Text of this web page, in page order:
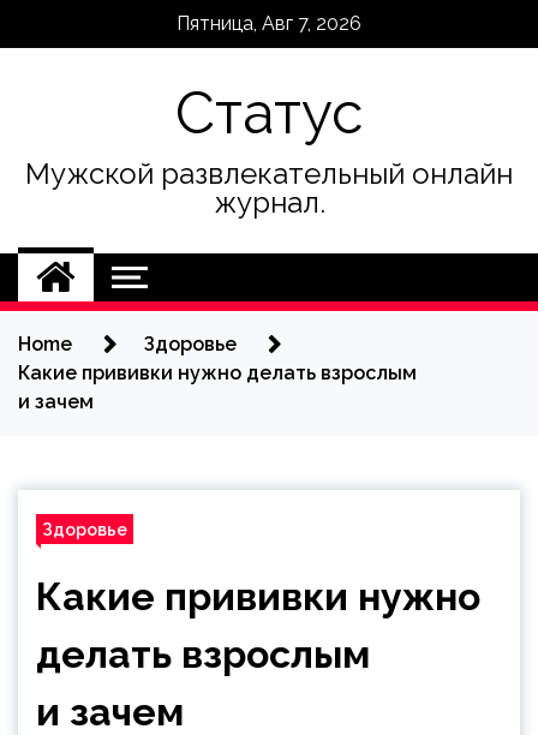
Пятница, Авг 7, 2026
Статус
Мужской развлекательный онлайн
журнал.
Home
Здоровье
Какие прививки нужно делать взрослым
и зачем
Здоровье
Какие прививки нужно
делать взрослым
и зачем